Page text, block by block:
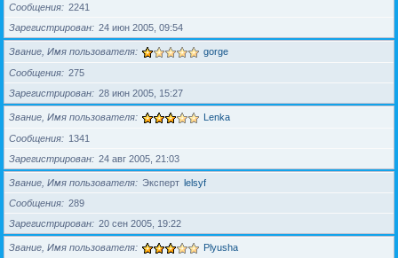
Сообщения
2241
Зарегистрирован
24 июн 2005, 09:54
Звание, Имя пользователя gorge
Сообщения
275
Зарегистрирован
28 июн 2005, 15:27
Звание, Имя пользователя Lenka
Сообщения
1341
Зарегистрирован
24 авг 2005, 21:03
Звание, Имя пользователя Эксперт lelsyf
Сообщения
289
Зарегистрирован
20 сен 2005, 19:22
Звание, Имя пользователя Plyusha